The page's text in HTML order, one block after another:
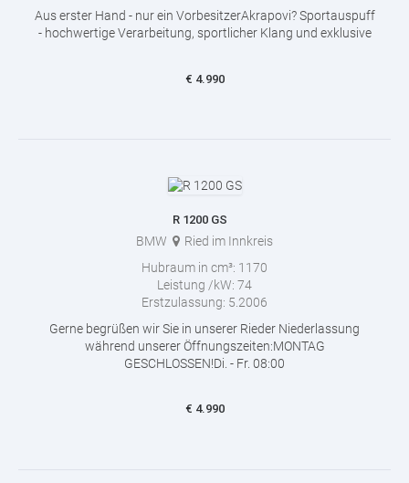
Aus erster Hand - nur ein VorbesitzerAkrapovi? Sportauspuff
- hochwertige Verarbeitung, sportlicher Klang und exklusive
€ 4.990
R 1200 GS
BMW
Ried im Innkreis
Hubraum in cm³: 1170
Leistung /kW: 74
Erstzulassung: 5.2006
Gerne begrüßen wir Sie in unserer Rieder Niederlassung
während unserer Öffnungszeiten:MONTAG
GESCHLOSSEN!Di. - Fr. 08:00
€ 4.990